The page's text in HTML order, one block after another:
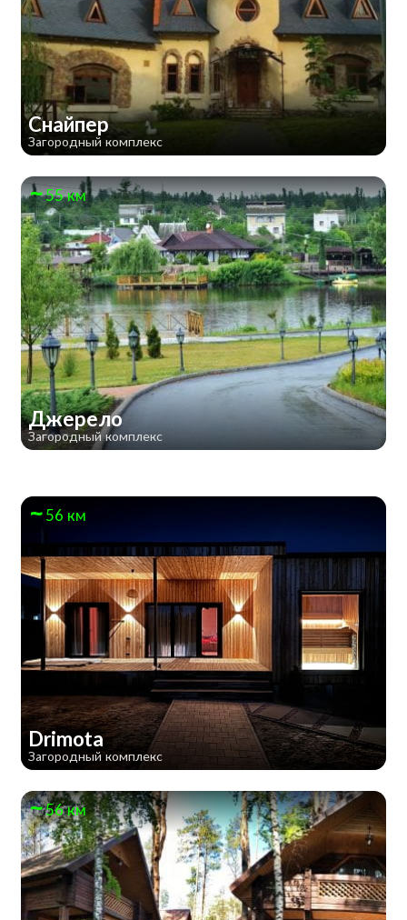
Снайпер
Загородный комплекс
55 км
Джерело
Загородный комплекс
56 км
Drimota
Загородный комплекс
56 км